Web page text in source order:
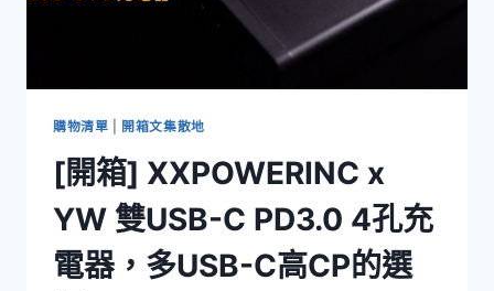
購物清單 開箱文集散地
[開箱] XXPOWERINC x
YW 雙USB-C PD3.0 4孔充
電器，多USB-C高CP的選